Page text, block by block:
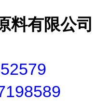
料有限公司